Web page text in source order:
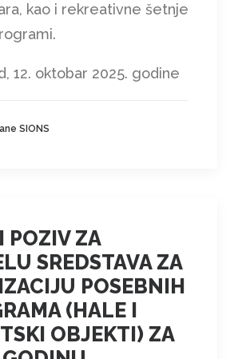
kao i rekreativne šetnje
12. oktobar 2025. godine
SIONS
POZIV ZA
SREDSTAVA ZA
POSEBNIH
(HALE I
OBJEKTI) ZA